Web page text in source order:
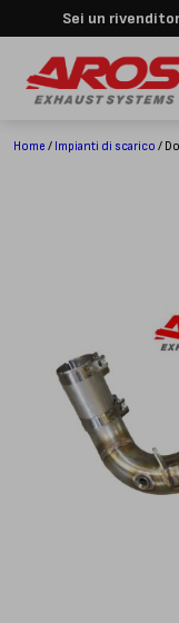
Sei un
IMPIANTI DI
CUSTOMER
+39 348 4420254
Lunedì – Venerdì
8.00 – 18.00
Home / Impianti di scarico /
Aros rimarrà chiusa